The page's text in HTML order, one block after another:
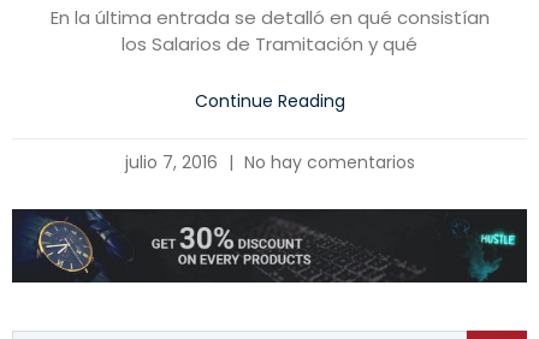
En la última entrada se detalló en qué consistían
los Salarios de Tramitación y qué
Continue Reading
julio 7, 2016 No hay comentarios